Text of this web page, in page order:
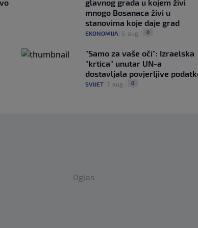
glavnog grada u kojem živi
mnogo Bosanaca živi u
stanovima koje daje grad
EKONOMIJA 5. aug. 0
"Samo za vaše oči": Izraelska
"krtica" unutar UN-a
dostavljala povjerljive
SVIJET| 7. aug. 0
Oglas